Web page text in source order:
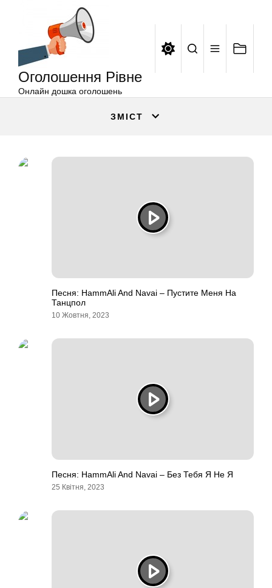
Оголошення Рівне
Онлайн дошка оголошень
ЗМІСТ
Песня: HammAli And Navai – Пустите Меня На
Танцпол
10 Жовтня, 2023
Песня: HammAli And Navai – Без Тебя Я Не Я
25 Квітня, 2023